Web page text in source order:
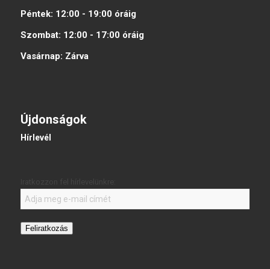
Péntek: 12:00 - 19:00 óráig
Szombat: 12:00 - 17:00 óráig
Vasárnap: Zárva
Újdonságok
Hírlevél
Feliratkozás